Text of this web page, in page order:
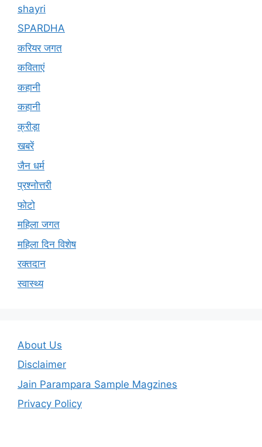
shayri
SPARDHA
करियर जगत
कविताएं
कहानी
कहानी
क्रीड़ा
खबरें
जैन धर्म
प्रश्नोत्तरी
फोटो
महिला जगत
महिला दिन विशेष
रक्तदान
स्वास्थ्य
About Us
Disclaimer
Jain Parampara Sample Magzines
Privacy Policy